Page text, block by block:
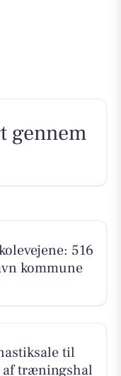
gennem
516
kommune
til
træningshal